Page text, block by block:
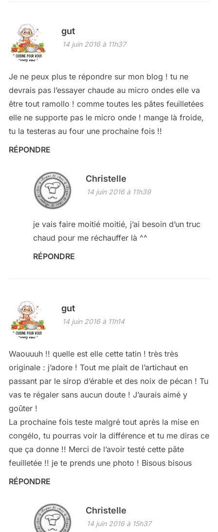
gut
14 juin 2016 à 11h37
Je ne peux plus te répondre sur mon blog ! tu ne
devrais pas l’essayer chaude au micro ondes elle va
être tout ramollo ! comme toutes les pâtes feuilletées
elle ne supporte pas le micro onde ! mange là froide,
tu la testeras au four une prochaine fois !!
RÉPONDRE
Christelle
14 juin 2016 à 11h39
je vais faire moitié moitié, j’ai besoin d’un truc
chaud pour me réchauffer là ^^
RÉPONDRE
gut
14 juin 2016 à 11h14
Waouuuh !! quelle est elle cette tatin ! très très
originale : j’adore ! Tout me plait de l’artichaut en
passant par le sirop d’érable et des noix de pécan ! Tu
vas te régaler sans aucun doute ! J’aurais aimé y
goûter !
La prochaine fois teste malgré tout après la mise en
congélo, tu pourras voir la différence et tu me diras ce
que ça donne !! Merci de l’avoir testé cette pâte
feuilletée !! je te prends une photo ! Bisous bisous
RÉPONDRE
Christelle
14 juin 2016 à 15h37